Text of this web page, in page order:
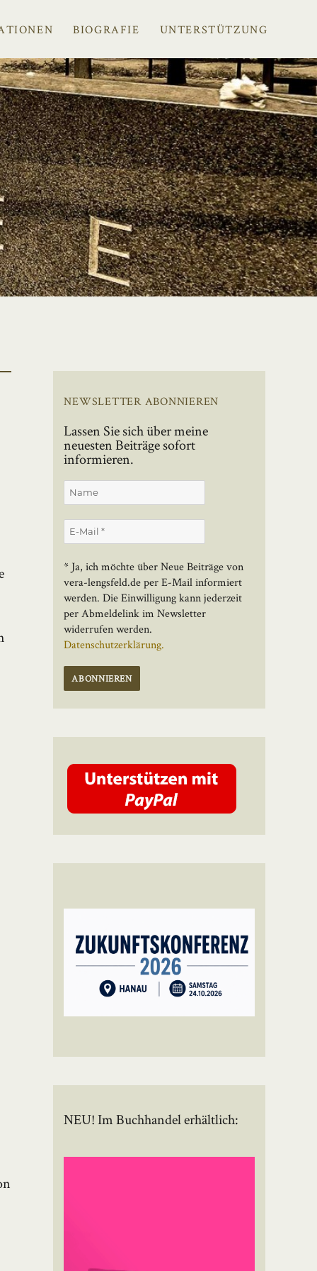
BIOGRAFIE UNTERSTÜTZUNG
NEWSLETTER ABONNIEREN
Lassen Sie sich über meine
neuesten Beiträge sofort
informieren.
* Ja, ich möchte über Neue Beiträge von
vera-lengsfeld.de per E-Mail informiert
werden. Die Einwilligung kann jederzeit
per Abmeldelink im Newsletter
widerrufen werden.
Datenschutzerklärung.
NEU! Im Buchhandel erhältlich: